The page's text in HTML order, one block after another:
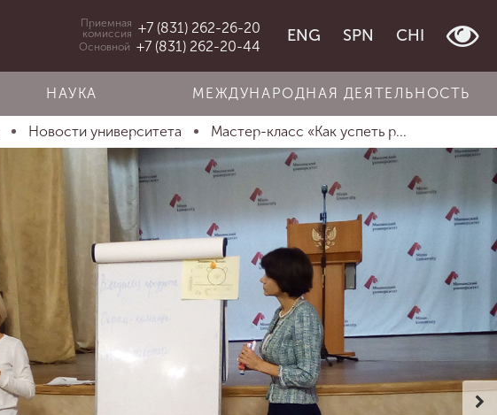
Приемная
комиссия +7 (831) 262-26-20
Основной +7 (831) 262-20-44
ENG SPN CHI
НАУКА МЕЖДУНАРОДНАЯ ДЕЯТЕЛЬНОСТЬ
Новости университета Мастер-класс «Как успеть р...